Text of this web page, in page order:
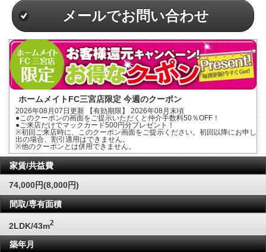
メールでお問い合わせ
ホームメイトFC三宮店限定 今週のクーポン
2026年08月07日更新 【有効期限】 2026年08月末頃
●このクーポンの画面をご提示いただくと仲介手数料50％OFF！
●ご来店だけでマックカード500円分プレゼント！
※初回ご来店時に、このクーポン画面をご提示ください。初回以降にお申し
出の場合、割引適用はできません。
※他のクーポンとは併用できません。
家賃/共益費
74,000円(8,000円)
間取/専有面積
2LDK/43m2
築年月